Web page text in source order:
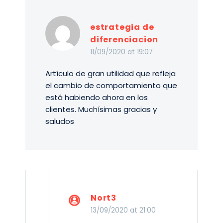
engagement con las
marcas. ¿Qué es lo que
importa a los
¿Qué esperan de las
marcas de ahora en
adelante? ¿Cómo
pueden los
estrategia de
diferenciacion
11/09/2020 at 19:07
Artículo de gran utilidad que refleja
el cambio de comportamiento que
está habiendo ahora en los
clientes. Muchísimas gracias y
saludos
Nort3
13/09/2020 at 21:00